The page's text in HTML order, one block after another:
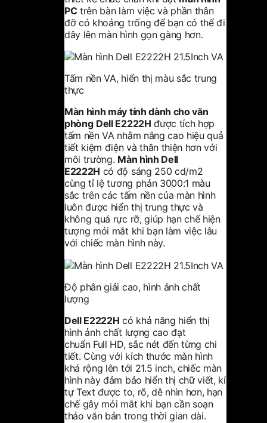
PCtrên bàn làm việc và phần thân
đỡ có khoảng trống để bạn có thể đi
dây lên màn hình gọn gàng hơn.
Tấm nền VA, hiển thị màu sắc trung
thực
Màn hình máy tính dành cho văn
phòng Dell E2222H được tích hợp
tấm nền VA nhằm nâng cao hiệu quả
tiết kiệm điện và thân thiện hơn với
môi trường. Màn hình Dell
E2222H có độ sáng 250 cd/m2
cùng tỉ lệ tương phản 3000:1 màu
sắc trên các tấm nền của màn hình
luôn được hiển thị trung thực và
không quá rực rỡ, giúp hạn chế hiện
tượng mỏi mắt khi bạn làm việc lâu
với chiếc màn hình này.
Độ phân giải cao, hình ảnh chất
lượng
Dell E2222H có khả năng hiển thị
hình ảnh chất lượng cao đạt
chuẩn Full HD, sắc nét đến từng chi
tiết. Cùng với kích thước màn hình
khá rộng lên tới 21.5 inch, chiếc màn
hình này đảm bảo hiển thị chữ viết, kí
tự Text được to, rõ, dễ nhìn hơn, hạn
chế gây mỏi mắt khi bạn cần soạn
thảo văn bản trong thời gian dài.